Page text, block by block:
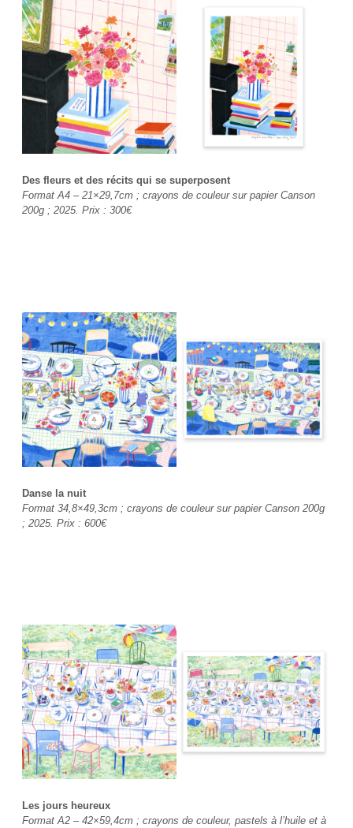
Des fleurs et des récits qui se superposent
Format A4 – 21×29,7cm ; crayons de couleur sur papier Canson
200g ; 2025. Prix : 300€
Danse la nuit
Format 34,8×49,3cm ; crayons de couleur sur papier Canson 200g
; 2025. Prix : 600€
Les jours heureux
Format A2 – 42×59,4cm ; crayons de couleur, pastels à l’huile et à